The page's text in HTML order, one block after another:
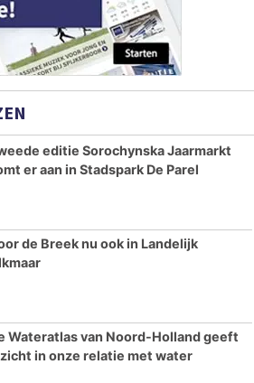
editie Sorochynska Jaarmarkt
er aan in Stadspark De Parel
de Breek nu ook in Landelijk
Wateratlas van Noord-Holland geeft
in onze relatie met water